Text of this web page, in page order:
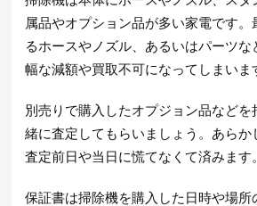
属品やオプション品が多い家電です。
るホースやノズル、あるいはパーツ
幅な減額や買取不可になってしまいま
別売りで購入したオプジョン品などを
緒に査定してもらいましょう。あらか
査定前日や当日に慌てなくて済みます。
保証書は掃除機を購入した日時や場所